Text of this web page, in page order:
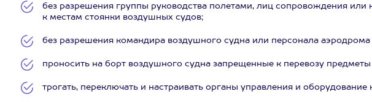
без разрешения группы руководства полетами, лиц сопровождения
к местам стоянки воздушных судов;
без разрешения командира воздушного судна или персонала
проносить на борт воздушного судна запрещенные к перевозу
трогать, переключать и настраивать органы управления и